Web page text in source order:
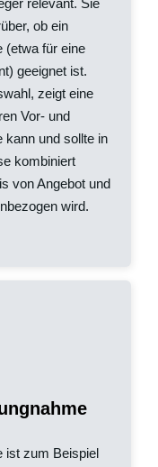
relevant. Sie
ob ein
(etwa für eine
geeignet ist.
zeigt eine
Vor- und
kann und sollte in
kombiniert
von Angebot und
wird.
ist zum Beispiel